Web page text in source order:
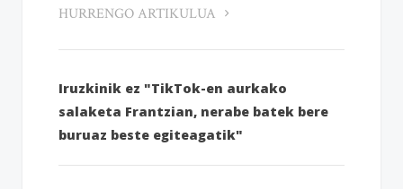
HURRENGO ARTIKULUA
Iruzkinik ez "TikTok-en aurkako
salaketa Frantzian, nerabe batek bere
buruaz beste egiteagatik"